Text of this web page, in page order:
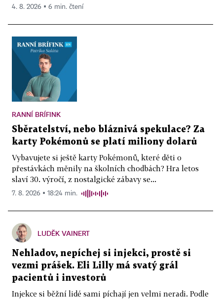
4. 8. 2026 ▪ 6 min. čtení
RANNÍ BRÍFINK
Sběratelství, nebo bláznivá spekulace? Za
karty Pokémonů se platí miliony dolarů
Vybavujete si ještě karty Pokémonů, které děti o
přestávkách měnily na školních chodbách? Hra letos
slaví 30. výročí, z nostalgické zábavy se...
7. 8. 2026 ▪ 18:24 min.
LUDĚK VAINERT
Nehladov, nepíchej si injekci, prostě si
vezmi prášek. Eli Lilly má svatý grál
pacientů i investorů
Injekce si běžní lidé sami píchají jen velmi neradi. Podle